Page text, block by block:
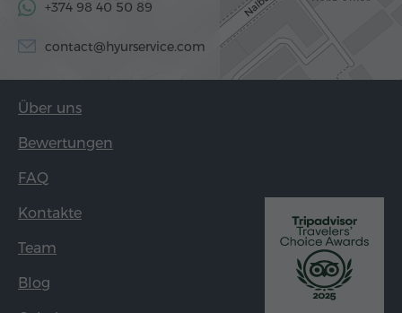
+374 98 40 50 89
contact@hyurservice.com
Über uns
Bewertungen
FAQ
Kontakte
Team
Blog